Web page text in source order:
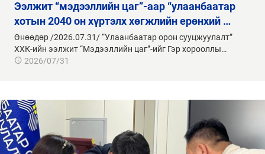
ээлжит “мэдээллийн цаг”-аар “улаанбаатар
хотын 2040 он хүртэлх хөгжлийн ерөнхий …
Өнөөдөр /2026.07.31/ “Улаанбаатар орон сууцжуулалт”
ХХК-ийн ээлжит “Мэдээллийн цаг”-ийг Гэр хорооллы…
2026/07/31